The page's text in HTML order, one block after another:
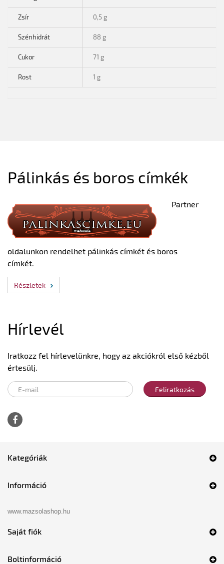
Zsír 0,5 g
Szénhidrát 88 g
Cukor 71 g
Rost 1 g
Pálinkás és boros címkék
Partner
oldalunkon rendelhet pálinkás címkét és boros
címkét.
Részletek
Hírlevél
Iratkozz fel hírlevelünkre, hogy az akciókról első kézből
értesülj.
Feliratkozás
Kategóriák
Információ
www.mazsolashop.hu
Saját fiók
Boltinformáció